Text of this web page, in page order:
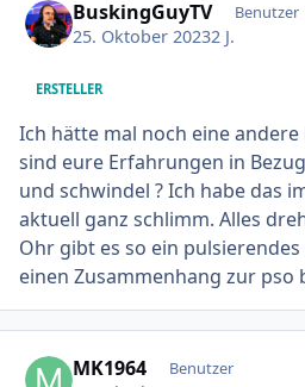
BuskingGuyTV Benutzer
25. Oktober 20232 J.
ERSTELLER
Ich hätte mal noch eine andere
sind eure Erfahrungen in
und schwindel ? Ich habe das
aktuell ganz schlimm. Alles
Ohr gibt es so ein pulsierendes
einen Zusammenhang zur pso
MK1964 Benutzer